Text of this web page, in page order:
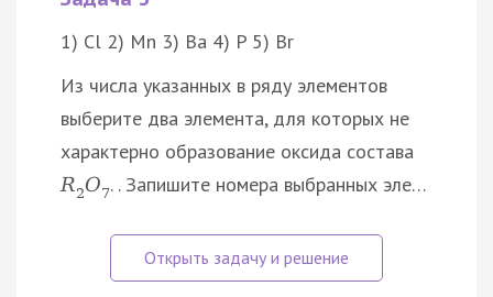
1) Cl 2) Mn 3) Ba 4) P 5) Br
Из числа указанных в ряду элементов
выберите два элемента, для которых не
характерно образование оксида состава
R2O7. . Запишите номера выбранных эле…